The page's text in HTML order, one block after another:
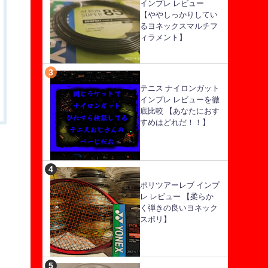
インプレ レビュー
【ややしっかりしてい
るヨネックスマルチフ
ィラメント】
テニス ナイロンガット
インプレ レビューを徹
底比較 【あなたにおす
すめはどれだ！！】
ポリツアーレブ インプ
レ レビュー 【柔らか
く弾きの良いヨネック
スポリ】